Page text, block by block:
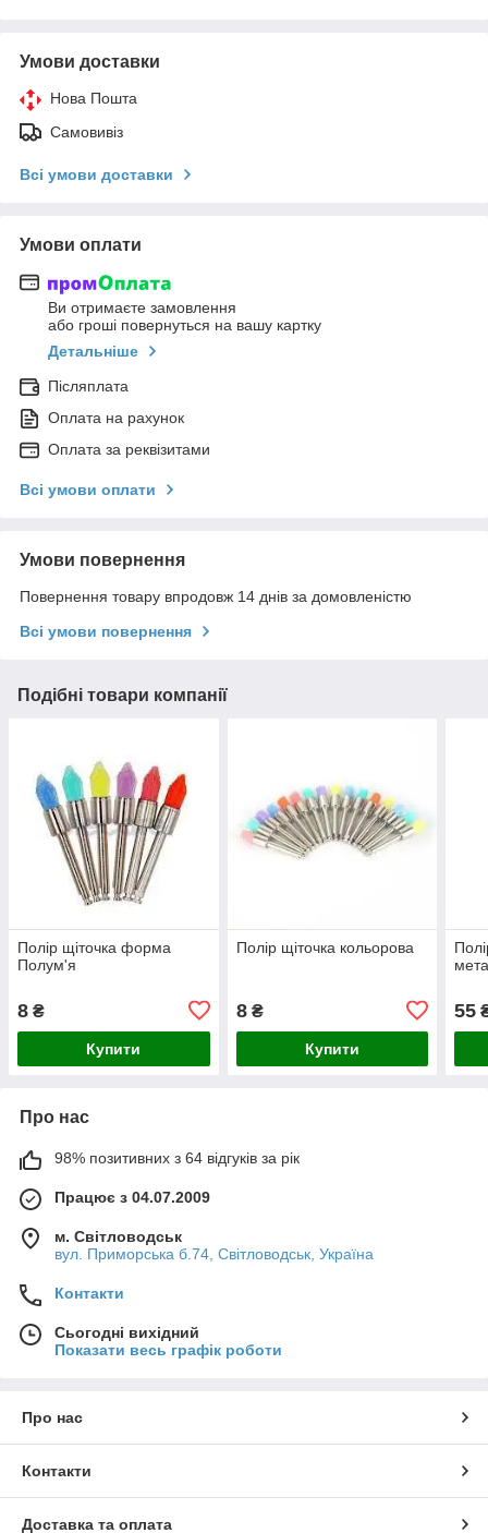
Умови доставки
Нова Пошта
Самовивіз
Всі умови доставки
Умови оплати
Ви отримаєте замовлення
або гроші повернуться на вашу картку
Детальніше
Післяплата
Оплата на рахунок
Оплата за реквізитами
Всі умови оплати
Умови повернення
Повернення товару впродовж 14 днів за домовленістю
Всі умови повернення
Подібні товари компанії
Полір щіточка форма
Полум'я
8 ₴
Купити
Полір щіточка кольорова
8₴
Купити
55
Про нас
98% позитивних з 64 відгуків за рік
Працює з 04.07.2009
м. Світловодськ
вул. Приморська б.74, Світловодськ, Україна
Контакти
Сьогодні вихідний
Показати весь графік роботи
Про нас
Контакти
Доставка та оплата